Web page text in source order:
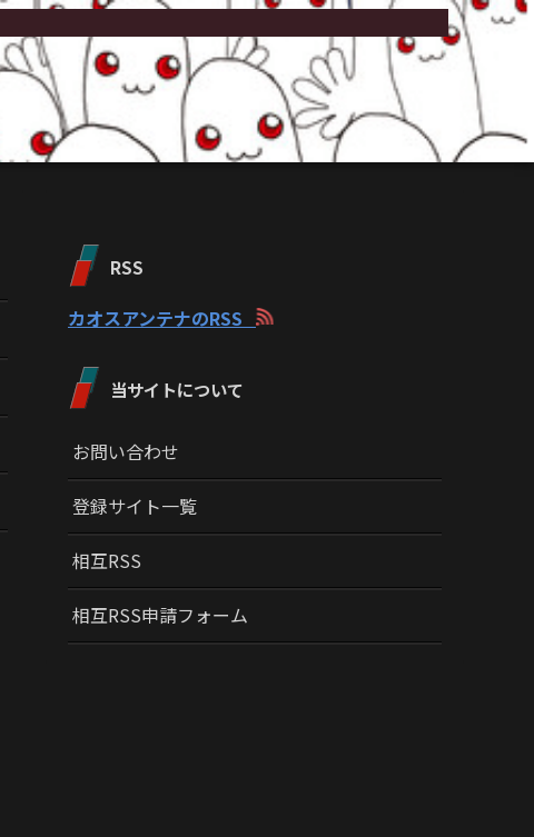
RSS
カオスアンテナのRSS
当サイトについて
お問い合わせ
登録サイト一覧
相互RSS
相互RSS申請フォーム